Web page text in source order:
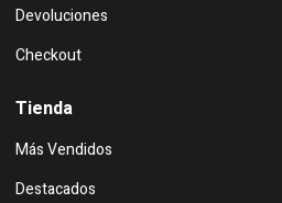
Devoluciones
Checkout
Tienda
Más Vendidos
Destacados